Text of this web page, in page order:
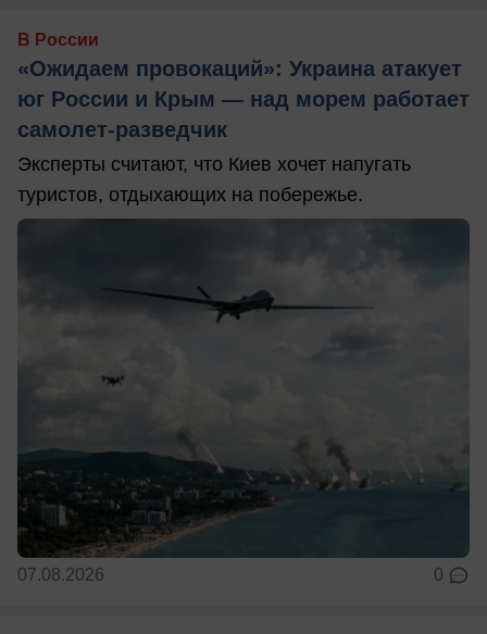
В России
«Ожидаем провокаций»: Украина атакует
юг России и Крым — над морем работает
самолет-разведчик
Эксперты считают, что Киев хочет напугать
туристов, отдыхающих на побережье.
07.08.2026 0